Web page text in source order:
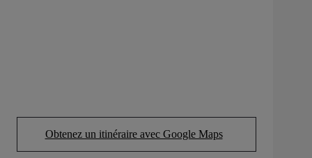
Obtenez un itinéraire avec Google Maps
(Opens in new tab)